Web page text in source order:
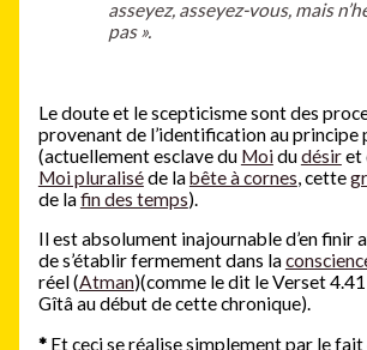
asseyez, asseyez-vous, mais
pas ».
Le doute et le scepticisme sont des
provenant de l’identification au principe
(actuellement esclave du Moidudésiret
Moi pluraliséde labête à cornes, cette
de lafin des temps).
Il est absolument inajournable d’en finir
de s’établir fermement dans la
réel (Atman)(comme le dit le Verset
Gîtâ au début de cette chronique).
* Et ceci se réalise simplement par le fait